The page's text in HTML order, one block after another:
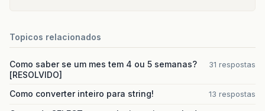
Topicos relacionados
Como saber se um mes tem 4 ou 5 semanas?
[RESOLVIDO]
31 respostas
Como converter inteiro para string! 13 respostas